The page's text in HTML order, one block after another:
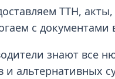
ТТН,
с документами
знают все
и альтернативных